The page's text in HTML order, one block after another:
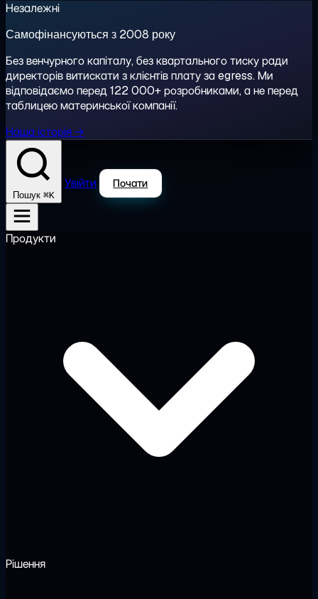
Незалежні
Самофінансуються з 2008 року
Без венчурного капіталу, без квартального тиску ради
директорів витискати з клієнтів плату за egress. Ми
відповідаємо перед 122 000+ розробниками, а не перед
таблицею материнської компанії.
Наша історія →
Пошук ⌘K
Увійти Почати
Продукти
Рішення